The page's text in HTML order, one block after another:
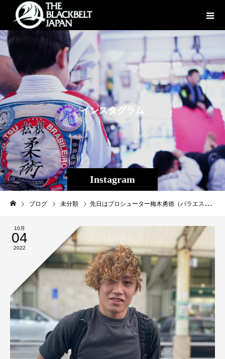
Instagram
インスタグラ ム
ブログ 未分類 先日はプロシューター梅木勇徳（パラエストラ千葉）が1週間程Theパラエストラ沖縄に合宿に来てくれました！福岡からプロになる為に18歳で千葉に単身移りアマチュア修斗で結果を残しプロシューターとして駆け出しの21歳、若く可能性溢れる常勝軍団期待の若手です。11/6斬修斗沖縄で次戦を控えている梅木。活躍期待してるぜ、頑張れ梅木！皆様梅木の応援宜しくお願いします#梅木勇徳#パラエストラ千葉ネットワーク#shooto1106 #THESHOOTOOKINAWA #斬修斗沖縄 #修斗
10月
04
2022